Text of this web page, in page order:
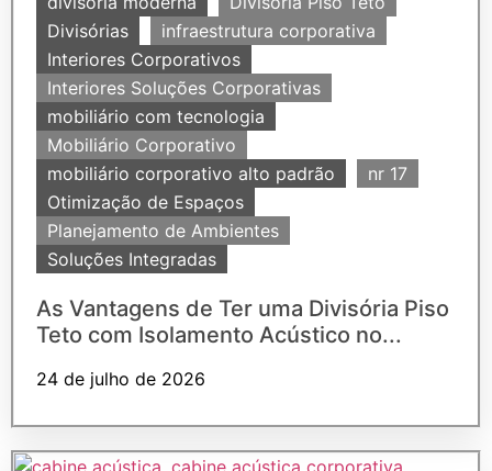
Divisórias
infraestrutura corporativa
Interiores Corporativos
Interiores Soluções Corporativas
mobiliário com tecnologia
Mobiliário Corporativo
mobiliário corporativo alto padrão
nr 17
Otimização de Espaços
Planejamento de Ambientes
Soluções Integradas
As Vantagens de Ter uma Divisória Piso
Teto com Isolamento Acústico no...
24 de julho de 2026